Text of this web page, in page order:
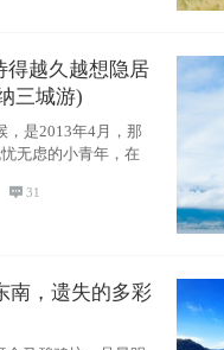
得越久越想隐居
三城游)
，是2013年4月，那
无虑的小青年，在
31
南，遗失的多彩